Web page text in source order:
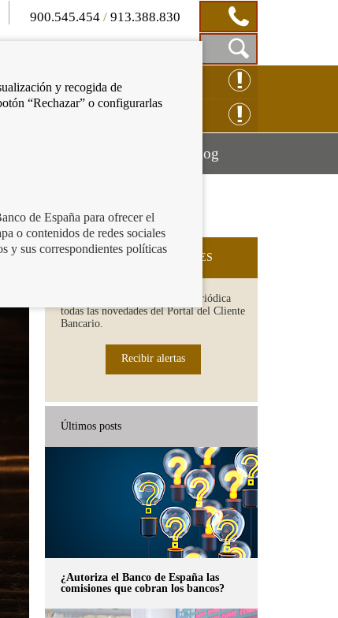
900.545.454 /913.388.830
Mostrar
Caja
de
Búsqueda
ONLINE
BlogMostrar
SUSCRIPCIÓN A NOVEDADES
Recibe en tu email de forma periódica
todas las novedades del Portal del Cliente
Bancario.
Recibir alertas
Últimos posts
¿Autoriza el Banco de España las
comisiones que cobran los bancos?
y recogida de
“Rechazar” o configurarlas
de España para ofrecer el
o contenidos de redes sociales
y sus correspondientes políticas